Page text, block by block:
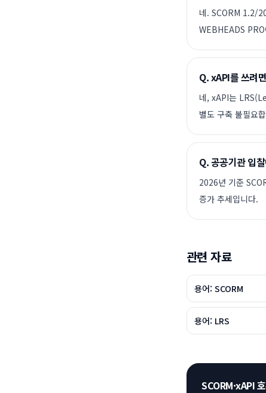
네. SCORM 1.2/
WEBHEADS
Q.xAPI를 쓰려
네, xAPI는
별도 구축 불필요
Q. 공공기관 입
2026년 기준
증가 추세입니다.
관련 자료
용어: SCORM
용어: LRS
SCORM·xAPI